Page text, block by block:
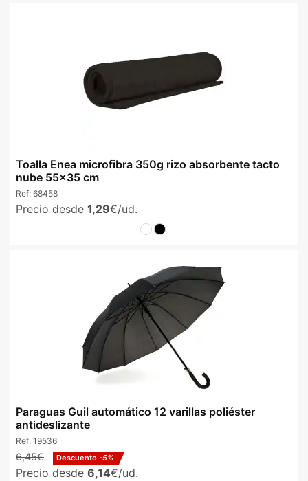
Toalla Enea microfibra 350g rizo absorbente tacto
nube 55x35 cm
Ref: 68458
Precio desde 1,29€/ud.
Paraguas Guil automático 12 varillas poliéster
antideslizante
Ref: 19536
6,45€ Descuento -5%
Precio desde 6,14€/ud.